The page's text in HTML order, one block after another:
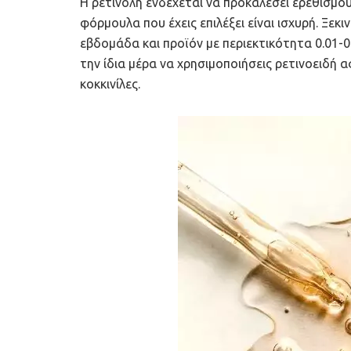
φόρμουλα που έχεις επιλέξει είναι ισχυρή.
εβδομάδα και προϊόν με περιεκτικότητα 0.01-
την ίδια μέρα να χρησιμοποιήσεις
κοκκινίλες.